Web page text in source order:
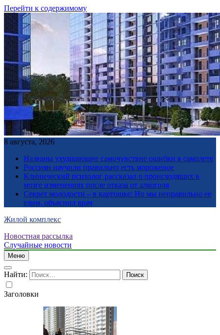
Перейти к содержимому
8 августа, 2026
Названы ухудшающие самочувствие ошибки в самолете
Россиян научили правильно есть мороженое
Клинический психолог рассказал о происходящих в
мозге изменениях после отказа от алкоголя
Секрет молодости – в картошке: Но мы неправильно ее
едим, объяснил врач
Жилой комплекс
Новостная рассылка
Случайные новости
Меню
Найти:
Заголовки